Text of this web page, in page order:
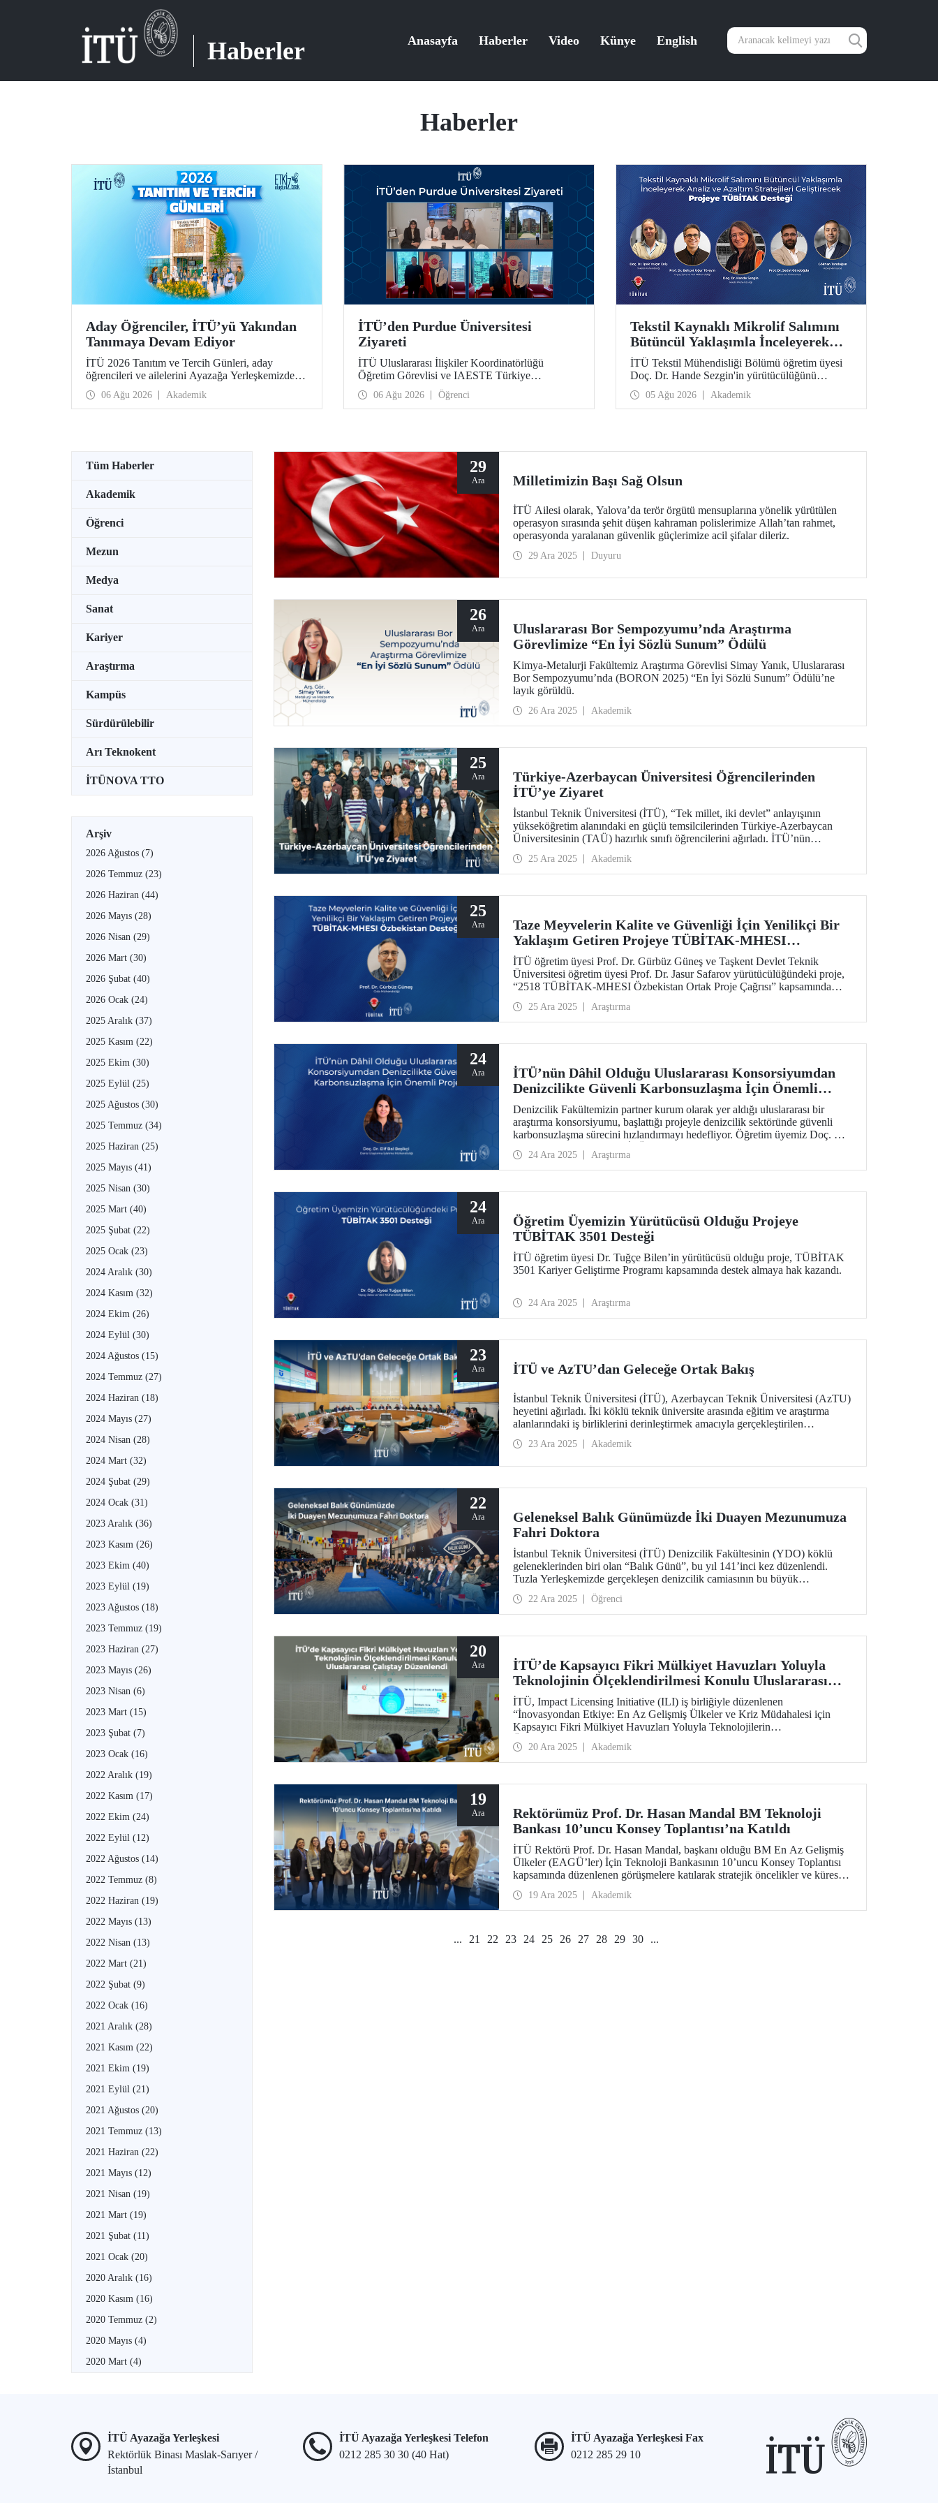
Haberler Anasayfa Haberler Video Künye English
Haberler
Aday Öğrenciler, İTÜ’yü Yakından
Tanımaya Devam Ediyor
İTÜ 2026 Tanıtım ve Tercih Günleri, aday
öğrencileri ve ailelerini Ayazağa Yerleşkemizde
ağırlamaya devam ediyor. Tanıtım ve Tercih
Günleri 7 Ağustos’ta tamamlanacak, ilgili fakülte
ve birimler adaylara bilgi vermeye devam edecek.
06 Ağu 2026 Akademik
İTÜ’den Purdue Üniversitesi
Ziyareti
İTÜ Uluslararası İlişkiler Koordinatörlüğü
Öğretim Görevlisi ve IAESTE Türkiye
Sorumlusu Cahit Okan, akademik ilişkileri ve iş
birliğini geliştirmek amacıyla 20-27 Temmuz
tarihlerinde ABD’de dünyanın önde gelen
06 Ağu 2026 Öğrenci
Tekstil Kaynaklı Mikrolif Salımını
Bütüncül Yaklaşımla İnceleyerek
Analiz ve Azaltım Stratejileri
Geliştirecek Projeye TÜBİTAK
Desteği
İTÜ Tekstil Mühendisliği Bölümü öğretim üyesi
Doç. Dr. Hande Sezgin'in yürütücülüğünü
üstlendiği “Sürdürülebilir Pamuk ve Polyester
Esaslı Tekstil Ürünlerinde Kullanım Koşullarına
Bağlı Mikrolif Salımı: Aşınma, UV Maruziyeti ve
proje, TÜBİTAK 2515 – COST Aksiyon Üyeleri
desteklenmeye hak kazandı.
05 Ağu 2026 Akademik
Tüm Haberler
Akademik
Öğrenci
Mezun
Medya
Sanat
Kariyer
Araştırma
Kampüs
Sürdürülebilir
Arı Teknokent
İTÜNOVA TTO
Arşiv
2026 Ağustos (7)
2026 Temmuz (23)
2026 Haziran (44)
2026 Mayıs (28)
2026 Nisan (29)
2026 Mart (30)
2026 Şubat (40)
2026 Ocak (24)
2025 Aralık (37)
2025 Kasım (22)
2025 Ekim (30)
2025 Eylül (25)
2025 Ağustos (30)
2025 Temmuz (34)
2025 Haziran (25)
2025 Mayıs (41)
2025 Nisan (30)
2025 Mart (40)
2025 Şubat (22)
2025 Ocak (23)
2024 Aralık (30)
2024 Kasım (32)
2024 Ekim (26)
2024 Eylül (30)
2024 Ağustos (15)
2024 Temmuz (27)
2024 Haziran (18)
2024 Mayıs (27)
2024 Nisan (28)
2024 Mart (32)
2024 Şubat (29)
2024 Ocak (31)
2023 Aralık (36)
2023 Kasım (26)
2023 Ekim (40)
2023 Eylül (19)
2023 Ağustos (18)
2023 Temmuz (19)
2023 Haziran (27)
2023 Mayıs (26)
2023 Nisan (6)
2023 Mart (15)
2023 Şubat (7)
2023 Ocak (16)
2022 Aralık (19)
2022 Kasım (17)
2022 Ekim (24)
2022 Eylül (12)
2022 Ağustos (14)
2022 Temmuz (8)
2022 Haziran (19)
2022 Mayıs (13)
2022 Nisan (13)
2022 Mart (21)
2022 Şubat (9)
2022 Ocak (16)
2021 Aralık (28)
2021 Kasım (22)
2021 Ekim (19)
2021 Eylül (21)
2021 Ağustos (20)
2021 Temmuz (13)
2021 Haziran (22)
2021 Mayıs (12)
2021 Nisan (19)
2021 Mart (19)
2021 Şubat (11)
2021 Ocak (20)
2020 Aralık (16)
2020 Kasım (16)
2020 Temmuz (2)
2020 Mayıs (4)
2020 Mart (4)
29
Ara Milletimizin Başı Sağ Olsun
İTÜ Ailesi olarak, Yalova’da terör örgütü mensuplarına yönelik yürütülen
operasyon sırasında şehit düşen kahraman polislerimize Allah’tan rahmet,
operasyonda yaralanan güvenlik güçlerimize acil şifalar dileriz.
29 Ara 2025 Duyuru
26
Ara
Uluslararası Bor Sempozyumu’nda Araştırma
Görevlimize “En İyi Sözlü Sunum” Ödülü
Kimya-Metalurji Fakültemiz Araştırma Görevlisi Simay Yanık, Uluslararası
Bor Sempozyumu’nda (BORON 2025) “En İyi Sözlü Sunum” Ödülü’ne
layık görüldü.
26 Ara 2025 Akademik
25
Ara
Türkiye-Azerbaycan Üniversitesi Öğrencilerinden
İTÜ’ye Ziyaret
İstanbul Teknik Üniversitesi (İTÜ), “Tek millet, iki devlet” anlayışının
yükseköğretim alanındaki en güçlü temsilcilerinden Türkiye-Azerbaycan
Üniversitesinin (TAÜ) hazırlık sınıfı öğrencilerini ağırladı. İTÜ’nün
gerçekleşen buluşmada, kardeşlik bağları ortak gelecek vizyonuyla pekişti.
25 Ara 2025 Akademik
25
Ara
Taze Meyvelerin Kalite ve Güvenliği İçin Yenilikçi Bir
Yaklaşım Getiren Projeye TÜBİTAK-MHESI
Özbekistan Desteği
İTÜ öğretim üyesi Prof. Dr. Gürbüz Güneş ve Taşkent Devlet Teknik
Üniversitesi öğretim üyesi Prof. Dr. Jasur Safarov yürütücülüğündeki proje,
“2518 TÜBİTAK-MHESI Özbekistan Ortak Proje Çağrısı” kapsamında
25 Ara 2025 Araştırma
24
Ara
İTÜ’nün Dâhil Olduğu Uluslararası Konsorsiyumdan
Denizcilikte Güvenli Karbonsuzlaşma İçin Önemli
Proje
Denizcilik Fakültemizin partner kurum olarak yer aldığı uluslararası bir
araştırma konsorsiyumu, başlattığı projeyle denizcilik sektöründe güvenli
karbonsuzlaşma sürecini hızlandırmayı hedefliyor. Öğretim üyemiz Doç. Dr.
24 Ara 2025 Araştırma
24
Ara
Öğretim Üyemizin Yürütücüsü Olduğu Projeye
TÜBİTAK 3501 Desteği
İTÜ öğretim üyesi Dr. Tuğçe Bilen’in yürütücüsü olduğu proje, TÜBİTAK
3501 Kariyer Geliştirme Programı kapsamında destek almaya hak kazandı.
24 Ara 2025 Araştırma
23
Ara İTÜ ve AzTU’dan Geleceğe Ortak Bakış
İstanbul Teknik Üniversitesi (İTÜ), Azerbaycan Teknik Üniversitesi (AzTU)
heyetini ağırladı. İki köklü teknik üniversite arasında eğitim ve araştırma
alanlarındaki iş birliklerini derinleştirmek amacıyla gerçekleştirilen
bir yelpazede stratejik adımlar atıldı.
23 Ara 2025 Akademik
22
Ara
Geleneksel Balık Günümüzde İki Duayen Mezunumuza
Fahri Doktora
İstanbul Teknik Üniversitesi (İTÜ) Denizcilik Fakültesinin (YDO) köklü
geleneklerinden biri olan “Balık Günü”, bu yıl 141’inci kez düzenlendi.
Tuzla Yerleşkemizde gerçekleşen denizcilik camiasının bu büyük
buluşmasında, duayen isimler YDO mezunları Kapt. Refik Akdoğan ve
Müh. Fahrettin Küçükşahin’e İTÜ “Fahri Doktora” beratı tevdi edildi.
22 Ara 2025 Öğrenci
20
Ara
İTÜ’de Kapsayıcı Fikri Mülkiyet Havuzları Yoluyla
Teknolojinin Ölçeklendirilmesi Konulu Uluslararası
Çalıştay Düzenlendi
İTÜ, Impact Licensing Initiative (ILI) iş birliğiyle düzenlenen
“İnovasyondan Etkiye: En Az Gelişmiş Ülkeler ve Kriz Müdahalesi için
Kapsayıcı Fikri Mülkiyet Havuzları Yoluyla Teknolojilerin
20 Ara 2025 Akademik
19
Ara
Rektörümüz Prof. Dr. Hasan Mandal BM Teknoloji
Bankası 10’uncu Konsey Toplantısı’na Katıldı
İTÜ Rektörü Prof. Dr. Hasan Mandal, başkanı olduğu BM En Az Gelişmiş
Ülkeler (EAGÜ’ler) İçin Teknoloji Bankasının 10’uncu Konsey Toplantısı
kapsamında düzenlenen görüşmelere katılarak stratejik öncelikler ve küresel
19 Ara 2025 Akademik
... 21 22 23 24 25 26 27 28 29 30 ...
İTÜ Ayazağa Yerleşkesi
Rektörlük Binası Maslak-Sarıyer /
İstanbul
İTÜ Ayazağa Yerleşkesi Telefon
0212 285 30 30 (40 Hat)
İTÜ Ayazağa Yerleşkesi Fax
0212 285 29 10